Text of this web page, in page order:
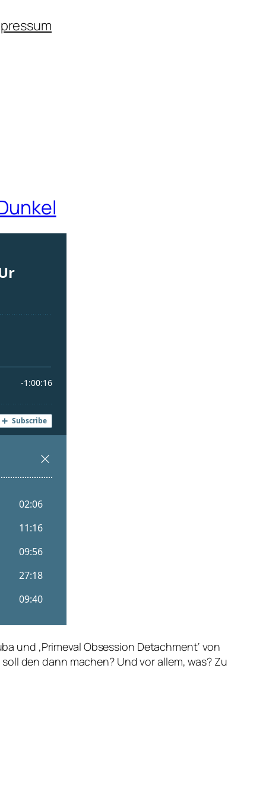
und ‚Primeval Obsession Detachment‘ von
den dann machen? Und vor allem, was? Zu